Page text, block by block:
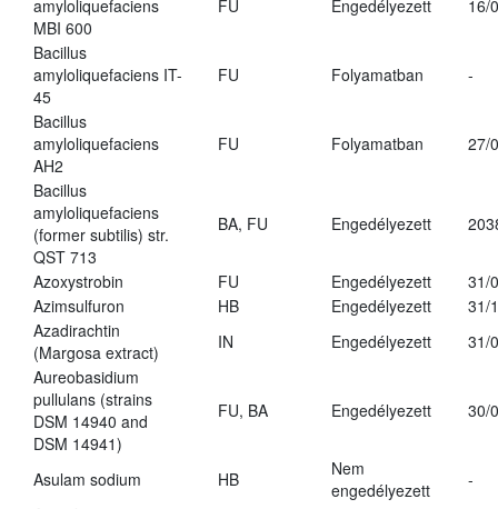
amyloliquefaciens
MBI 600
FU Engedélyezett 16/
Bacillus
amyloliquefaciens IT-
45
FU Folyamatban -
Bacillus
amyloliquefaciens
AH2
FU Folyamatban 27/
Bacillus
amyloliquefaciens
(former subtilis) str.
QST 713
BA, FU Engedélyezett
Azoxystrobin FU Engedélyezett
31/
Azimsulfuron
HB Engedélyezett
31/
Azadirachtin
(Margosa extract)
IN Engedélyezett
31/
Aureobasidium
pullulans (strains
DSM 14940 and
DSM 14941)
FU, BA Engedélyezett 30/
Asulam sodium HB
Nem
engedélyezett
-